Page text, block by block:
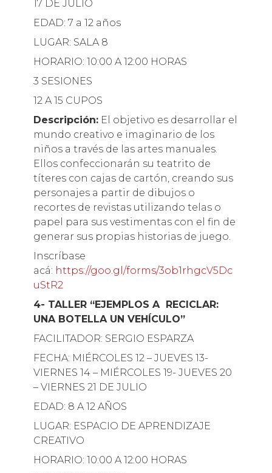
17 DE JULIO
EDAD: 7 a 12 años
LUGAR: SALA 8
HORARIO: 10:00 A 12:00 HORAS
3 SESIONES
12 A 15 CUPOS
Descripción:El objetivo es desarrollar el
mundo creativo e imaginario de los
niños a través de las artes manuales.
Ellos confeccionarán su teatrito de
títeres con cajas de cartón, creando sus
personajes a partir de dibujos o
recortes de revistas utilizando telas o
papel para sus vestimentas con el fin de
generar sus propias historias de juego.
Inscríbase
acá: https://goo.gl/forms/3ob1rhgcV5Dc
uStR2
4- TALLER “EJEMPLOS A RECICLAR:
UNA BOTELLA UN VEHÍCULO”
FACILITADOR: SERGIO ESPARZA
FECHA: MIÉRCOLES 12 – JUEVES 13-
VIERNES 14 – MIÉRCOLES 19- JUEVES 20
– VIERNES 21 DE JULIO
EDAD: 8 A 12 AÑOS
LUGAR: ESPACIO DE APRENDIZAJE
CREATIVO
HORARIO: 10:00 A 12:00 HORAS